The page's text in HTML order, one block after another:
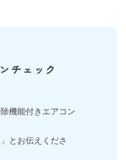
チェック
機能付きエアコン
とお伝えくださ